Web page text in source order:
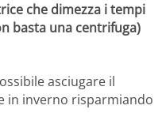
che dimezza i tempi
basta una centrifuga)
asciugare il
in inverno risparmiando